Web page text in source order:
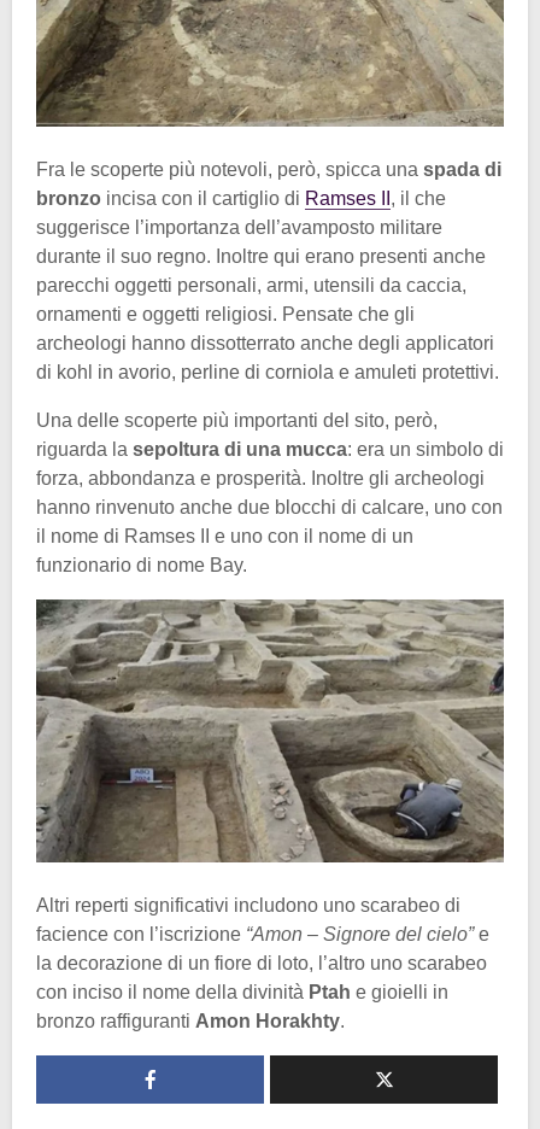
Fra le scoperte più notevoli, però, spicca una spada di
bronzo incisa con il cartiglio di Ramses II , il che
suggerisce l’importanza dell’avamposto militare
durante il suo regno. Inoltre qui erano presenti anche
parecchi oggetti personali, armi, utensili da caccia,
ornamenti e oggetti religiosi. Pensate che gli
archeologi hanno dissotterrato anche degli applicatori
di kohl in avorio, perline di corniola e amuleti protettivi.
Una delle scoperte più importanti del sito, però,
riguarda la sepoltura di una mucca: era un simbolo di
forza, abbondanza e prosperità. Inoltre gli archeologi
hanno rinvenuto anche due blocchi di calcare, uno con
il nome di Ramses II e uno con il nome di un
funzionario di nome Bay.
Altri reperti significativi includono uno scarabeo di
facience con l’iscrizione “Amon – Signore del cielo”e
la decorazione di un fiore di loto, l’altro uno scarabeo
con inciso il nome della divinità Ptah e gioielli in
bronzo raffiguranti Amon Horakhty.